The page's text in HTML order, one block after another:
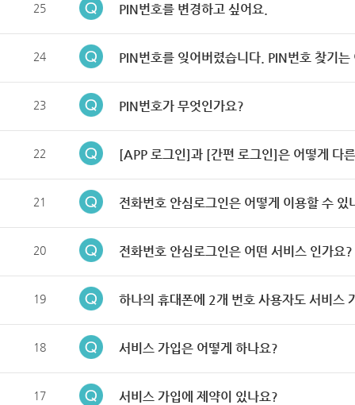
25 PIN번호를 변경하고 싶어요.
24 PIN번호를 잊어버렸습니다. PIN번호 찾기는
23 PIN번호가 무엇인가요?
22 [APP 로그인]과 [간편 로그인]은 어떻게 다
21 전화번호 안심로그인은 어떻게 이용할 수 있
20 전화번호 안심로그인은 어떤 서비스 인가요?
19 하나의 휴대폰에 2개 번호 사용자도 서비스
18 서비스 가입은 어떻게 하나요?
17 서비스 가입에 제약이 있나요?